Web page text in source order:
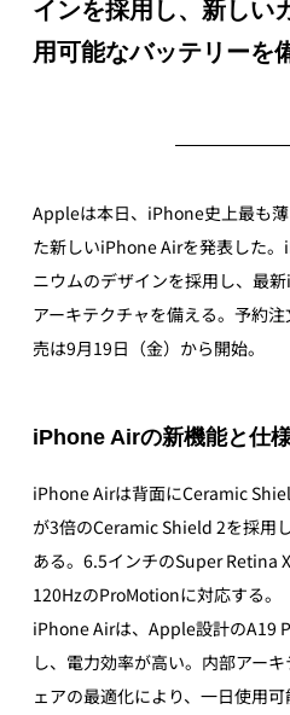
インを採用し、新しい
用可能なバッテリーを
Appleは本日、iPhone史上最も
た新しいiPhone Airを発表した
ニウムのデザインを採用し、最
アーキテクチャを備える。予約
売は9月19日（金）から開始。
iPhone Airの新機能と仕
iPhone Airは背面にCeramic
が3倍のCeramic Shield 2を採用
ある。6.5インチのSuper Retina
120HzのProMotionに対応する。
iPhone Airは、Apple設計のA19
し、電力効率が高い。内部アー
ェアの最適化により、一日使用可